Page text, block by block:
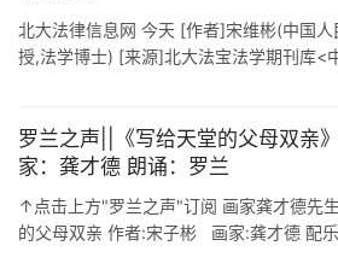
北大法律信息网 今天 [作者]宋维彬(中国
授,法学博士) [来源]北大法宝法学期刊库<
罗兰之声||《写给天堂的父母双亲
家：龚才德 朗诵：罗兰
↑点击上方"罗兰之声"订阅 画家龚才德先
的父母双亲 作者:宋子彬 画家:龚才德 配